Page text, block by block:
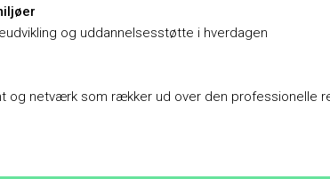
og uddannelsesstøtte i hverdagen
som rækker ud over den professionelle